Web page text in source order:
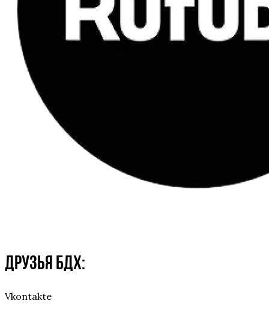
Друзья БДХ:
Vkontakte